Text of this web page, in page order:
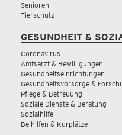
Senioren
Tierschutz
GESUNDHEIT &
Coronavirus
Amtsarzt & Bewilligungen
Gesundheitseinrichtungen
Gesundheitsvorsorge &
Pflege & Betreuung
Soziale Dienste & Beratung
Sozialhilfe
Beihilfen & Kurplätze